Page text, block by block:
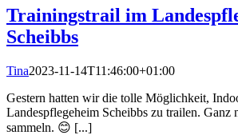
Trainingstrail im
Scheibbs
Tina2023-11-14T11:46:00+01:00
Gestern hatten wir die tolle Möglichkeit,
Landespflegeheim Scheibbs zu trailen. Ganz
sammeln. 😊 [...]